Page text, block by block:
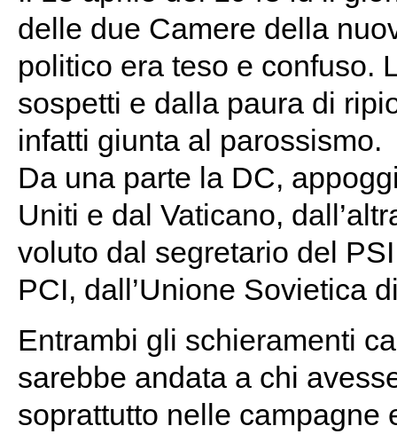
delle due Camere della
politico era teso e confuso.
sospetti e dalla paura di
infatti giunta al parossismo.
Da una parte la DC,
Uniti e dal Vaticano,
voluto dal segretario del
PCI, dall’Unione Sovietica
Entrambi gli schieramenti
sarebbe andata a chi
soprattutto nelle campagne